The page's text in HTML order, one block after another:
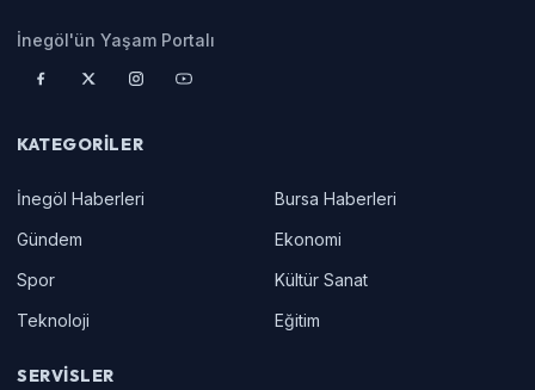
İnegöl'ün Yaşam Portalı
KATEGORILER
İnegöl Haberleri
Bursa Haberleri
Gündem
Ekonomi
Spor
Kültür Sanat
Teknoloji
Eğitim
SERVISLER